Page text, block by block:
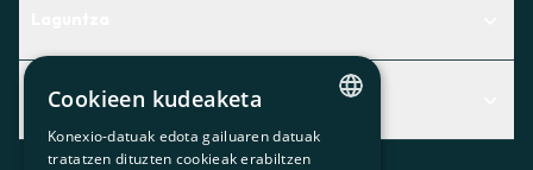
Centro de Ayuda
Aurkitu zerbitzurik egokiena zuretzat
Contacto
Albisteak
Albisteak
CATALAN
Cookieen kudeaketa
Konexio-datuak edota gailuaren datuak
tratatzen dituzten cookieak erabiltzen